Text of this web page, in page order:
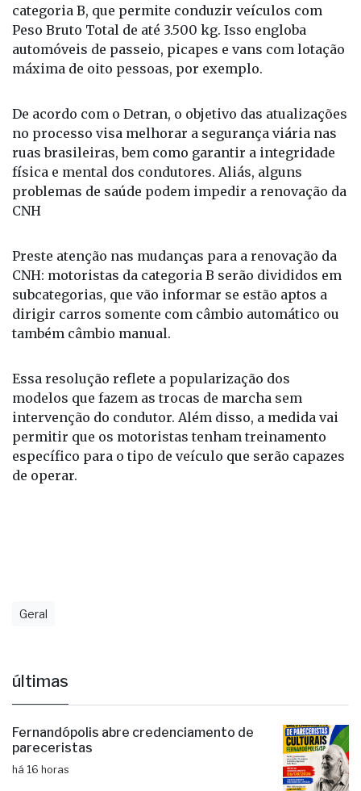
categoria B, que permite conduzir veículos com
Peso Bruto Total de até 3.500 kg. Isso engloba
automóveis de passeio, picapes e vans com lotação
máxima de oito pessoas, por exemplo.
De acordo com o Detran, o objetivo das atualizações
no processo visa melhorar a segurança viária nas
ruas brasileiras, bem como garantir a integridade
física e mental dos condutores. Aliás, alguns
problemas de saúde podem impedir a renovação da
CNH
Preste atenção nas mudanças para a renovação da
CNH: motoristas da categoria B serão divididos em
subcategorias, que vão informar se estão aptos a
dirigir carros somente com câmbio automático ou
também câmbio manual.
Essa resolução reflete a popularização dos
modelos que fazem as trocas de marcha sem
intervenção do condutor. Além disso, a medida vai
permitir que os motoristas tenham treinamento
específico para o tipo de veículo que serão capazes
de operar.
Geral
últimas
Fernandópolis abre credenciamento de
pareceristas
há 16 horas